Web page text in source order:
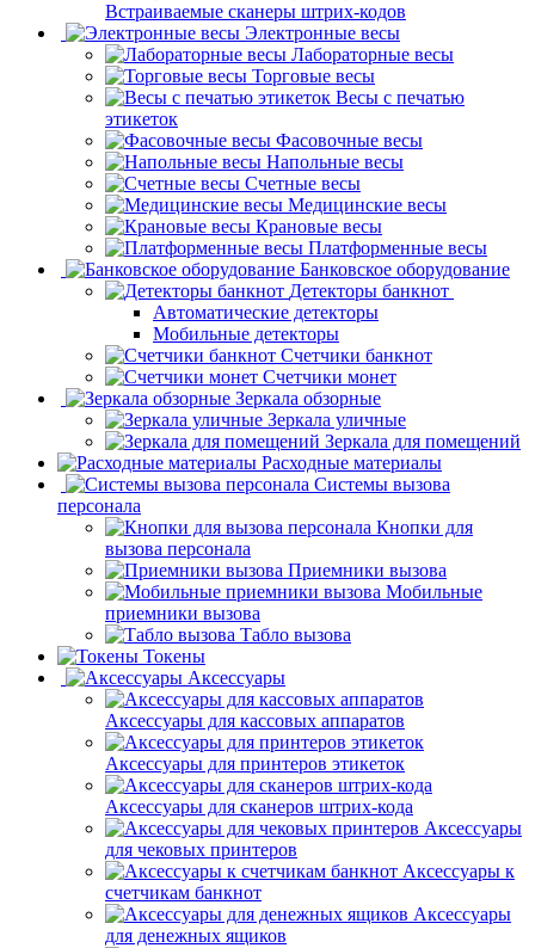
Встраиваемые сканеры штрих-кодов
Электронные весы
Лабораторные весы
Торговые весы
Весы с печатью
этикеток
Фасовочные весы
Напольные весы
Счетные весы
Медицинские весы
Крановые весы
Платформенные весы
Банковское оборудование
Детекторы банкнот
Автоматические детекторы
Мобильные детекторы
Счетчики банкнот
Счетчики монет
Зеркала обзорные
Зеркала уличные
Зеркала для помещений
Расходные материалы
Системы вызова
персонала
Кнопки для
вызова персонала
Приемники вызова
Мобильные
приемники вызова
Табло вызова
Токены
Аксессуары
Аксессуары для кассовых аппаратов
Аксессуары для принтеров этикеток
Аксессуары для сканеров штрих-кода
Аксессуары
для чековых принтеров
Аксессуары к
счетчикам банкнот
Аксессуары
для денежных ящиков